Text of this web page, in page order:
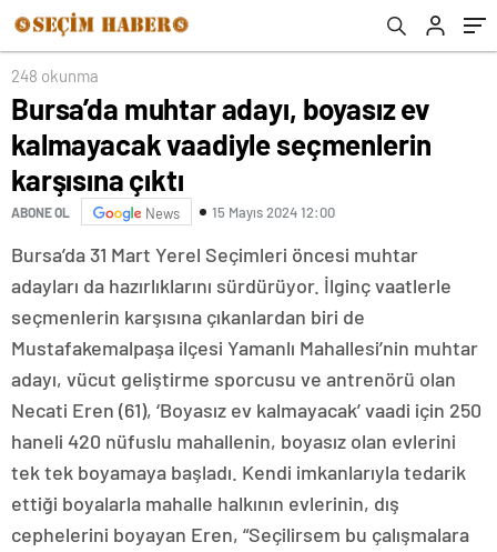
çıktı
248 okunma
Bursa’da muhtar adayı, boyasız ev
kalmayacak vaadiyle seçmenlerin
karşısına çıktı
ABONE OL News 15 Mayıs 2024 12:00
Bursa’da 31 Mart Yerel Seçimleri öncesi muhtar
adayları da hazırlıklarını sürdürüyor. İlginç vaatlerle
seçmenlerin karşısına çıkanlardan biri de
Mustafakemalpaşa ilçesi Yamanlı Mahallesi’nin muhtar
adayı, vücut geliştirme sporcusu ve antrenörü olan
Necati Eren (61), ‘Boyasız ev kalmayacak’ vaadi için 250
haneli 420 nüfuslu mahallenin, boyasız olan evlerini
tek tek boyamaya başladı. Kendi imkanlarıyla tedarik
ettiği boyalarla mahalle halkının evlerinin, dış
cephelerini boyayan Eren, “Seçilirsem bu çalışmalara